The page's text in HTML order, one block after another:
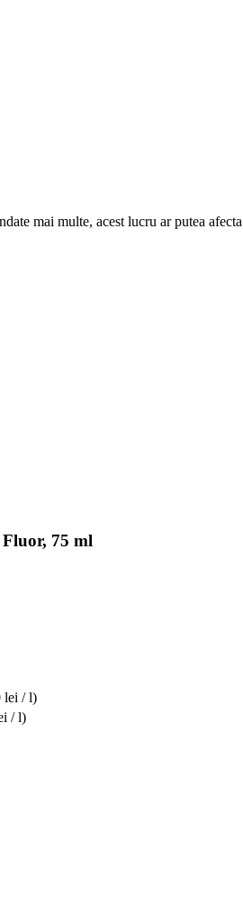
mai multe, acest lucru ar putea
75 ml
lei / l)
/ l)